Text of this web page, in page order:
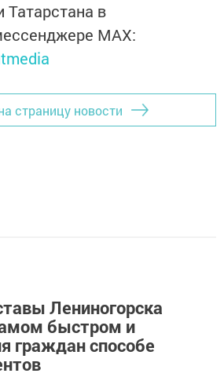
Татарстана в
MАХ:
страницу новости
Лениногорска
быстром и
граждан способе